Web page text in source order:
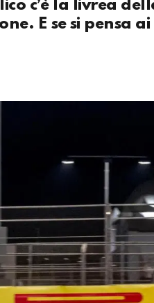
c’è la livrea
E se si pensa